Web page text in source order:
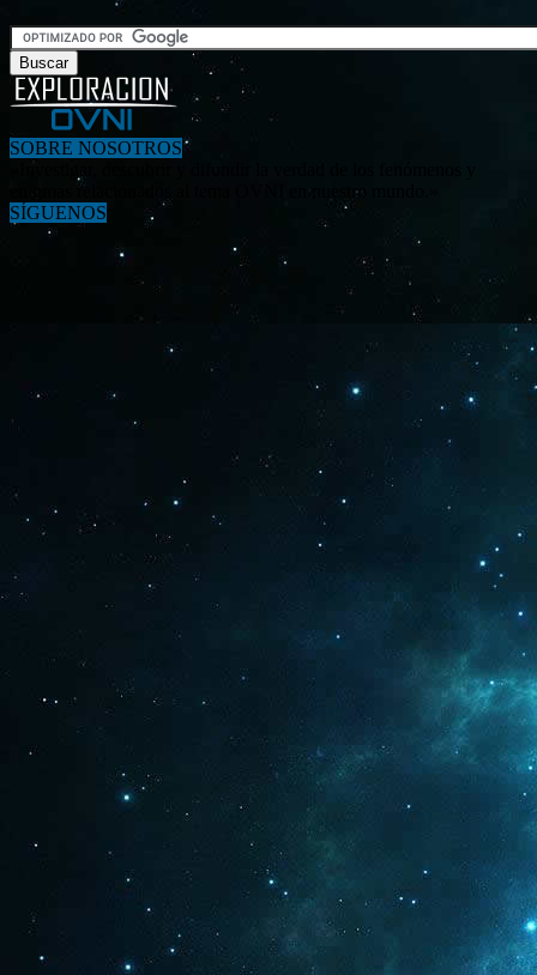
SOBRE NOSOTROS
enigmas relacionados al tema OVNI en nuestro mundo.»
SÍGUENOS